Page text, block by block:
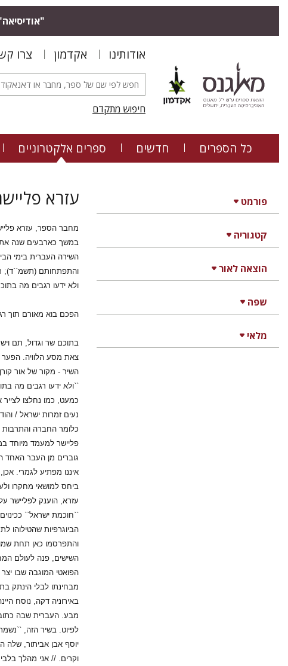
אודותינו אקדמון צרו
חיפוש מתקדם
כל הספרים חדשים ספרים אלקטרוניים
פורמט
קטגוריה
הוצאה לאור
שפה
מלאי
עזרא
במשך כארבעים שנה את
השירה העברית בימי
והתפתחותם (תשמ``ד);
ולא ידעו רגבים מה
הפכם בוא מאורם תוך
בתוכם שר וגדול, תם
צאת מסע הלוויה. הפער
השיר - מקור של אור
``ולא ידעו רגבים מה
כמעט, כמו נחלצו
נעים זמרות ישראל /
כלומר החברה
פליישר למעמד מיוחד
גוברים מן העבר האחד
איננו מפתיע לגמרי.
ביחס למושאי מחקרו
עזרא, הוענק לפליישר
``חוכמת ישראל``
הביוגרפיות שהטילוהו
והתפרסמו כאן תחת
השישים, פנה לעולם
הפואטי המוגבה שבו
מבחינתו לבלי הינתק
באירוניה דקה, נוסח
מבע. העברית שבה
לפיוט. בשיר הזה,
יוסף אבן אביתור, שלה
וקרים. // אני מהלך